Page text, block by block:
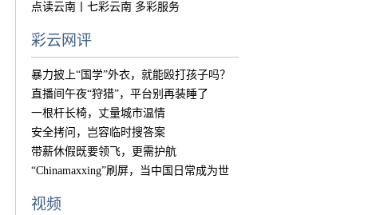
物违
点读云南丨七彩云南 多彩服务
彩云网评
暴力披上“国学”外衣，就能殴打孩子吗？
直播间午夜“狩猎”，平台别再装睡了
一根杆长椅，丈量城市温情
安全拷问，岂容临时搜答案
带薪休假既要领飞，更需护航
“Chinamaxxing”刷屏，当中国日常成为世
视频